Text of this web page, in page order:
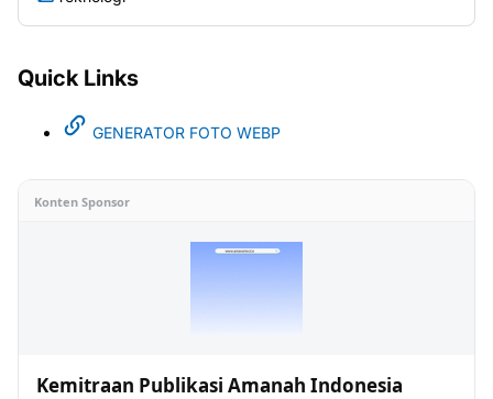
Quick Links
GENERATOR FOTO WEBP
Konten Sponsor
Kemitraan Publikasi Amanah Indonesia